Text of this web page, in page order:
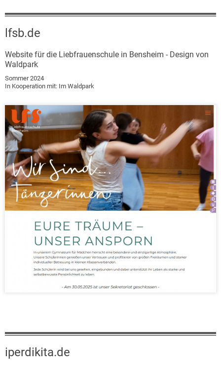
lfsb.de
Website für die Liebfrauenschule in Bensheim - Design von
Waldpark
Sommer 2024
In Kooperation mit: Im Waldpark
iperdikita.de